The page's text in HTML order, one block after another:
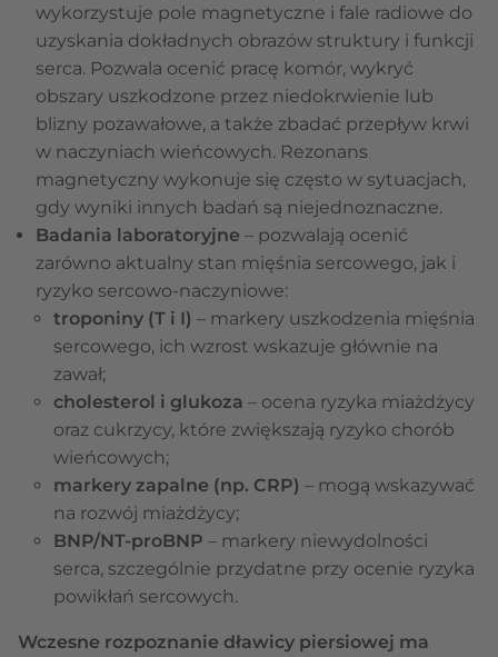
wykorzystuje pole magnetyczne i fale radiowe do
uzyskania dokładnych obrazów struktury i funkcji
serca. Pozwala ocenić pracę komór, wykryć
obszary uszkodzone przez niedokrwienie lub
blizny pozawałowe, a także zbadać przepływ krwi
w naczyniach wieńcowych. Rezonans
magnetyczny wykonuje się często w sytuacjach,
gdy wyniki innych badań są niejednoznaczne.
Badania laboratoryjne – pozwalają ocenić
zarówno aktualny stan mięśnia sercowego, jak i
ryzyko sercowo-naczyniowe:
troponiny (T i I) – markery uszkodzenia mięśnia
sercowego, ich wzrost wskazuje głównie na
zawał;
cholesterol i glukoza – ocena ryzyka miażdżycy
oraz cukrzycy, które zwiększają ryzyko chorób
wieńcowych;
markery zapalne (np. CRP) – mogą wskazywać
na rozwój miażdżycy;
BNP/NT-proBNP – markery niewydolności
serca, szczególnie przydatne przy ocenie ryzyka
powikłań sercowych.
Wczesne rozpoznanie dławicy piersiowej ma